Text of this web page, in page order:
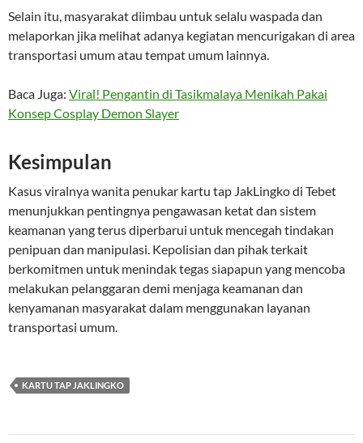
Selain itu, masyarakat diimbau untuk selalu waspada dan
melaporkan jika melihat adanya kegiatan mencurigakan di area
transportasi umum atau tempat umum lainnya.
Baca Juga: Viral! Pengantin di Tasikmalaya Menikah Pakai
Konsep Cosplay Demon Slayer
Kesimpulan
Kasus viralnya wanita penukar kartu tap JakLingko di Tebet
menunjukkan pentingnya pengawasan ketat dan sistem
keamanan yang terus diperbarui untuk mencegah tindakan
penipuan dan manipulasi. Kepolisian dan pihak terkait
berkomitmen untuk menindak tegas siapapun yang mencoba
melakukan pelanggaran demi menjaga keamanan dan
kenyamanan masyarakat dalam menggunakan layanan
transportasi umum.
KARTU TAP JAKLINGKO